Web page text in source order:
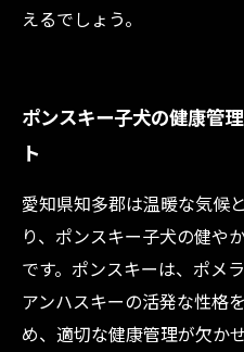
えるでしょう。
ポンスキー子犬の健康管
ト
愛知県知多郡は温暖な気候
り、ポンスキー子犬の健や
です。ポンスキーは、ポメ
アンハスキーの活発な性格
め、適切な健康管理が欠か